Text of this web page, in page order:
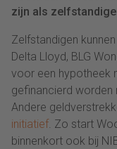
zijn als
Zelfstandigen
Delta Lloyd, BLG
voor een hypotheek
gefinancierd
Andere
initiatief. Zo start
binnenkort ook bij